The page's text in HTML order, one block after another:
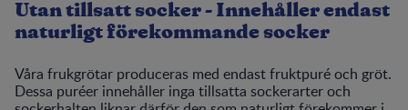
Utan tillsatt socker - Innehåller endast
naturligt förekommande socker
Våra frukgrötar produceras med endast fruktpuré och gröt.
Dessa puréer innehåller inga tillsatta sockerarter och